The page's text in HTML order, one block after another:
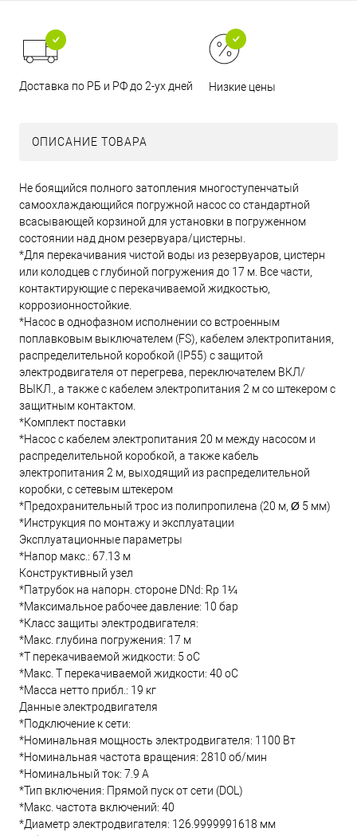
Доставка по РБ и РФ до 2-ух дней Низкие цены
ОПИСАНИЕ ТОВАРА
Не боящийся полного затопления многоступенчатый
самоохлаждающийся погружной насос со стандартной
всасывающей корзиной для установки в погруженном
состоянии над дном резервуара/цистерны.
*Для перекачивания чистой воды из резервуаров, цистерн
или колодцев с глубиной погружения до 17 м. Все части,
контактирующие с перекачиваемой жидкостью,
коррозионностойкие.
*Насос в однофазном исполнении со встроенным
поплавковым выключателем (FS), кабелем электропитания,
распределительной коробкой (IP55) с защитой
электродвигателя от перегрева, переключателем ВКЛ/
ВЫКЛ., а также с кабелем электропитания 2 м со штекером с
защитным контактом.
*Комплект поставки
*Насос с кабелем электропитания 20 м между насосом и
распределительной коробкой, а также кабель
электропитания 2 м, выходящий из распределительной
коробки, с сетевым штекером
*Предохранительный трос из полипропилена (20 м, Ø 5 мм)
*Инструкция по монтажу и эксплуатации
Эксплуатационные параметры
*Напор макс.: 67.13 м
Конструктивный узел
*Патрубок на напорн. стороне DNd: Rp 1¼
*Максимальное рабочее давление: 10 бар
*Класс защиты электродвигателя:
*Макс. глубина погружения: 17 м
*Т перекачиваемой жидкости: 5 oC
*Макс. T перекачиваемой жидкости: 40 oC
*Масса нетто прибл.: 19 кг
Данные электродвигателя
*Подключение к сети:
*Номинальная мощность электродвигателя: 1100 Вт
*Номинальная частота вращения: 2810 об/мин
*Номинальный ток: 7.9 А
*Тип включения: Прямой пуск от сети (DOL)
*Макс. частота включений: 40
*Диаметр электродвигателя: 126.9999991618 мм